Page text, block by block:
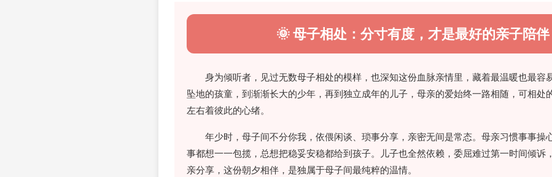
🌞 母子相处：分寸有度，才是最好的亲子陪伴
身为倾听者，见过无数母子相处的模样，也深知这份血脉亲情里，藏着最温暖也最容
坠地的孩童，到渐渐长大的少年，再到独立成年的儿子，母亲的爱始终一路相随，可相处
左右着彼此的心绪。
年少时，母子间不分你我，依偎闲谈、琐事分享，亲密无间是常态。母亲习惯事事操
事都想一一包揽，总想把稳妥安稳都给到孩子。儿子也全然依赖，委屈难过第一时间倾诉
亲分享，这份朝夕相伴，是独属于母子间最纯粹的温情。